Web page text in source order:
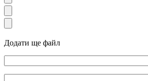
Додати ще файл